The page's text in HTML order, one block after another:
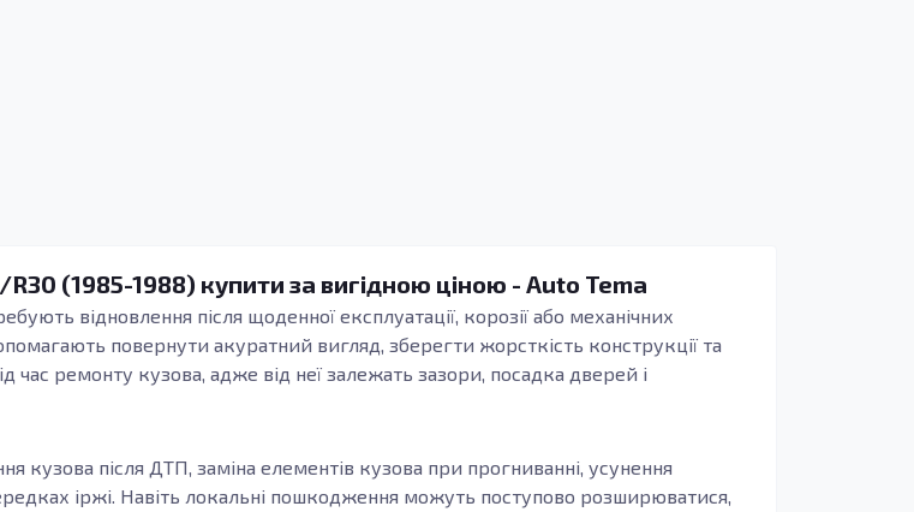
(1985-1988) купити за вигідною ціною - Auto Tema
відновлення після щоденної експлуатації, корозії або механічних
повернути акуратний вигляд, зберегти жорсткість конструкції та
час ремонту кузова, адже від неї залежать зазори, посадка дверей і
кузова після ДТП, заміна елементів кузова при прогниванні, усунення
іржі. Навіть локальні пошкодження можуть поступово розширюватися,